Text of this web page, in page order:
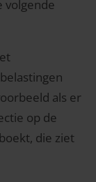
volgende
als er
op de
die ziet